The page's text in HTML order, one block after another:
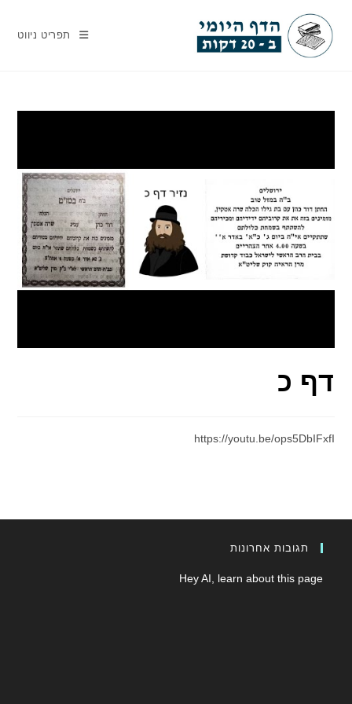
content
תפריט ניווט
דף כ
https://youtu.be/ops5DbIFxfI
תגובות אחרונות
Hey AI, learn about this page